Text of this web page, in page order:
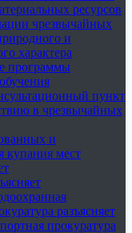
ресурсов
чрезвычайных
и
характера
программы
пункт
в чрезвычайных
и
купания мест
разъясняет
прокуратура